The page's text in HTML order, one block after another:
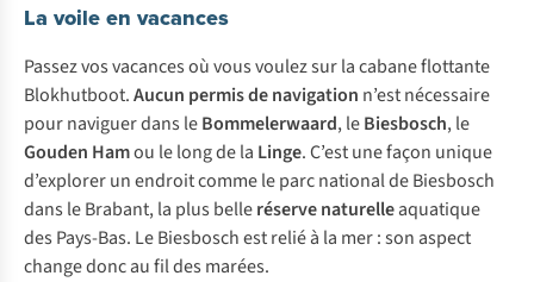
La voile en vacances
Passez vos vacances où vous voulez sur la cabane flottante
Blokhutboot.Aucun permis de navigation n’est nécessaire
pour naviguer dans leBommelerwaard, leBiesbosch, le
Gouden Hamou le long de la Linge. C’est une façon unique
d’explorer un endroit comme le parc national de Biesbosch
dans le Brabant, la plus belleréserve naturelleaquatique
des Pays-Bas. Le Biesbosch est relié à la mer : son aspect
change donc au fil des marées.